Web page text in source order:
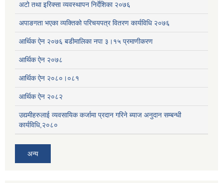
अटो तथा इरिक्सा व्यवस्थापन निर्देशिका २०७६
अपाङगता भएका व्यक्तिको परिचयपत्र वितरण कार्यविधि २०७६
आर्थिक ऐन २०७६ बडीमालिका नपा ३।१५ प्रमाणीकरण
आर्थिक ऐन २०७८
आर्थिक ऐन २०८०।०८१
आर्थिक ऐन २०८२
उद्यमीहरुलाई व्यवसायिक कर्जामा प्रदान गरिने ब्याज अनुदान सम्बन्धी
कार्यविधि,२०८०
अन्य